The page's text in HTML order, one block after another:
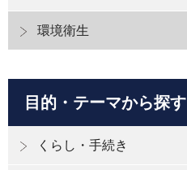
環境衛生
目的・テーマから探す
くらし・手続き